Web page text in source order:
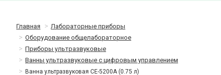
Главная
Лабораторные приборы
Оборудование общелабораторное
Приборы ультразвуковые
Ванны ультразвуковые с цифровым управлением
Ванна ультразвуковая CE-5200А (0.75 л)